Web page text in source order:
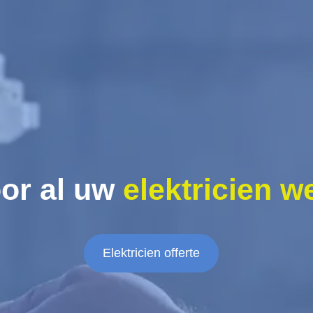
al uw elektricien
Elektricien offerte